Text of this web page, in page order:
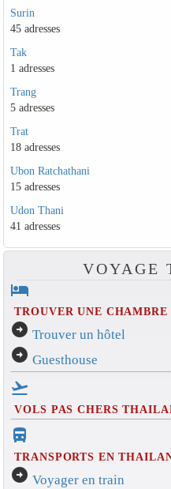
Surin
45 adresses
Tak
1 adresses
Trang
5 adresses
Trat
18 adresses
Ubon Ratchathani
15 adresses
Udon Thani
41 adresses
VOYAGE
hotel
TROUVER UNE CHAMBRE
arrow_circle_right Trouver un hôtel
arrow_circle_right Guesthouse
flight_takeoff
VOLS PAS CHERS
directions_bus_filled
TRANSPORTS EN
arrow_circle_right Voyager en train